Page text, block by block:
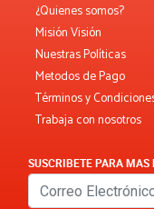
¿Quienes somos?
Misión Visión
Nuestras Políticas
Metodos de Pago
Términos y
Trabaja con nosotros
SUSCRIBETE PARA MAS